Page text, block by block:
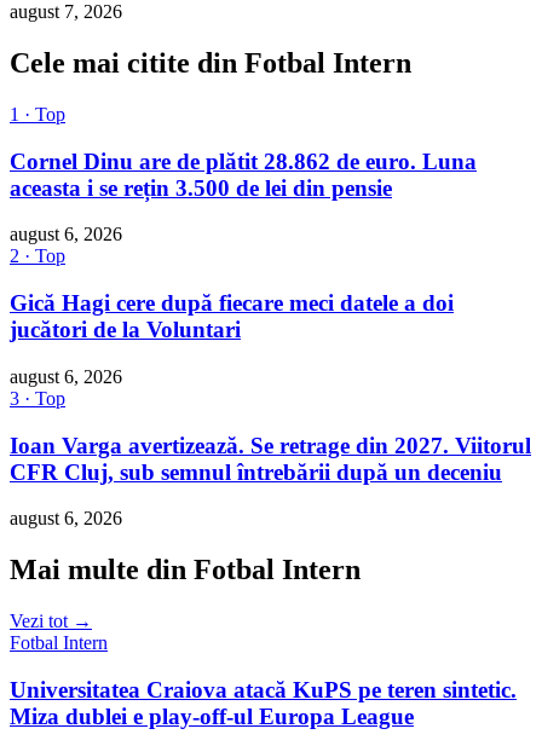
august 7, 2026
Cele mai citite din Fotbal Intern
1 · Top
Cornel Dinu are de plătit 28.862 de euro. Luna
aceasta i se rețin 3.500 de lei din pensie
august 6, 2026
2 · Top
Gică Hagi cere după fiecare meci datele a doi
jucători de la Voluntari
august 6, 2026
3 · Top
Ioan Varga avertizează. Se retrage din 2027. Viitorul
CFR Cluj, sub semnul întrebării după un deceniu
august 6, 2026
Mai multe din Fotbal Intern
Vezi tot →
Fotbal Intern
Universitatea Craiova atacă KuPS pe teren sintetic.
Miza dublei e play-off-ul Europa League